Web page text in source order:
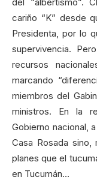
cariño “K” desde
Presidenta, por lo
supervivencia.
recursos
marcando
miembros del
ministros. En la
Gobierno nacional,
Casa Rosada
planes que el
en Tucumán…